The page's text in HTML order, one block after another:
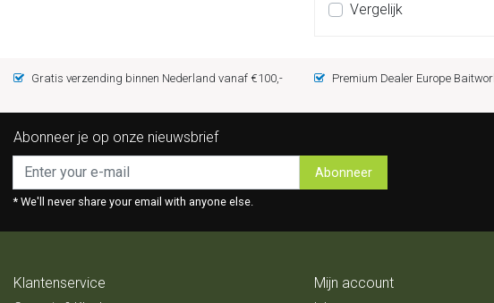
Vergelijk
Gratis verzending binnen Nederland vanaf €100,- Premium Dealer Europe
Abonneer je op onze nieuwsbrief
Abonneer
* We'll never share your email with anyone else.
Klantenservice Mijn account